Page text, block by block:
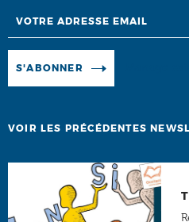
S'ABONNER
VOIR LES PRÉCÉDENTES